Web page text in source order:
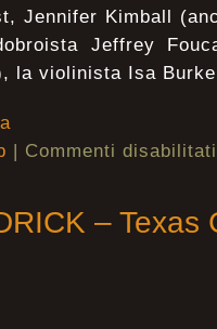
Jennifer Kimball
Jeffrey
la violinista Isa
| Commenti disabilitati
– Texas